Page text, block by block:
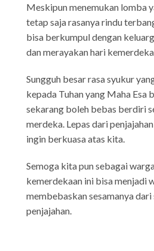
Meskipun menemukan lomba
tetap saja rasanya rindu
bisa berkumpul dengan
dan merayakan hari
Sungguh besar rasa syukur
kepada Tuhan yang Maha Esa
sekarang boleh bebas berdiri
merdeka. Lepas dari
ingin berkuasa atas kita.
Semoga kita pun sebagai
kemerdekaan ini bisa menjadi
membebaskan sesamanya
penjajahan.